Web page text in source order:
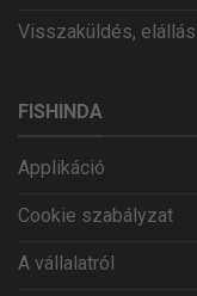
Visszaküldés, elállás
FISHINDA
Applikáció
Cookie szabályzat
A vállalatról